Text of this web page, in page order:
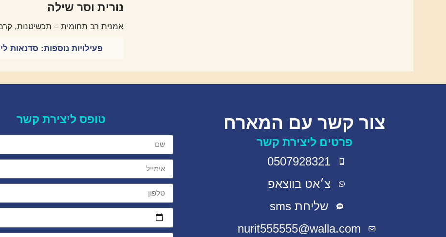
נורית וסר שילה
אמנית רב תחומית – תכשיטנות,
פעילויות נוספות: סדנאות
צור קשר עם המארח
פרטים ליצירת קשר
0507928321
צ׳אט בווצאפ
שליחת sms
nurit555555@walla.com
טופס ליצירת קשר